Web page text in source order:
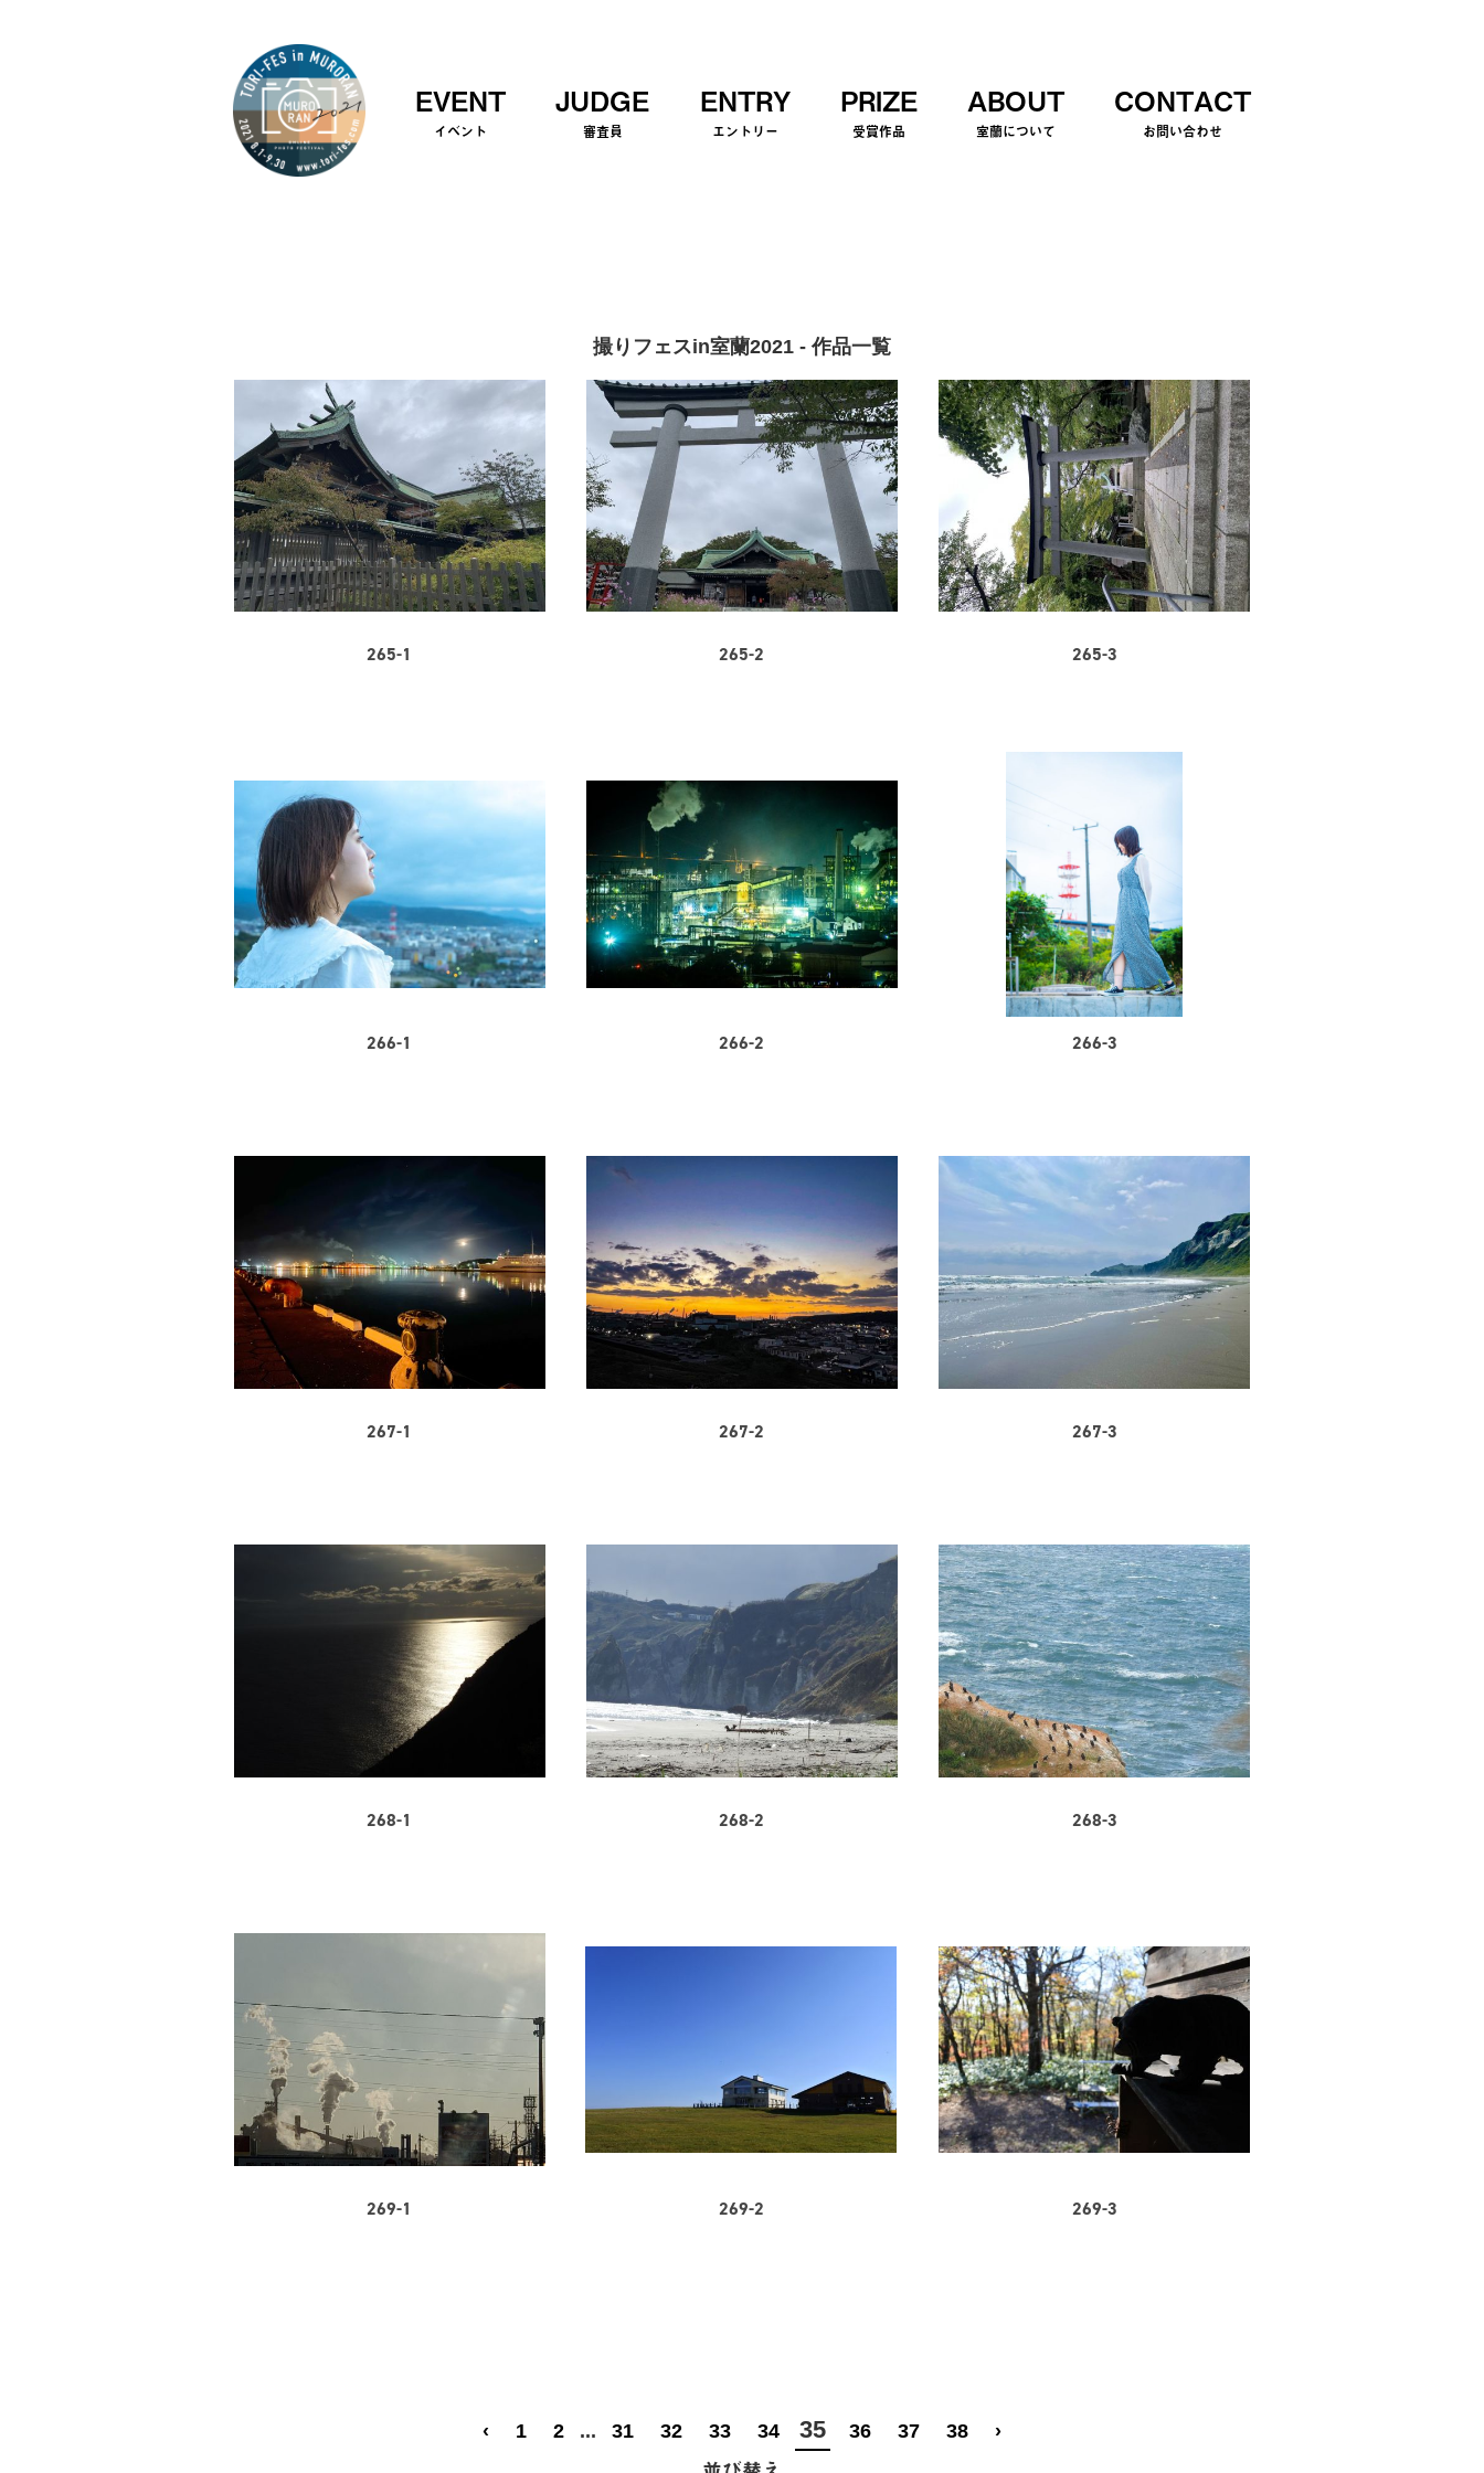
EVENT
イベント
JUDGE
審査員
ENTRY
エントリー
PRIZE
受賞作品
ABOUT
室蘭について
CONTACT
お問い合わせ
撮りフェスin室蘭2021 - 作品一覧
265-1 265-2 265-3
266-1 266-2 266-3
267-1 267-2 267-3
268-1 268-2 268-3
269-1 269-2 269-3
‹ 1 2 ... 31 32 33 34 35 36 37 38 ›